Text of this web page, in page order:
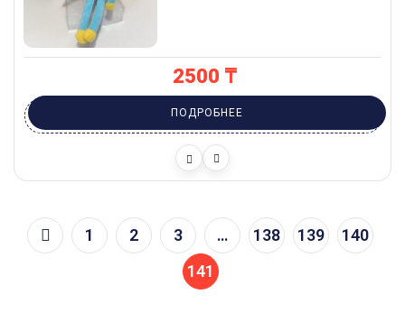
2500 ₸
ПОДРОБНЕЕ
1 2 3 … 138 139
140
141